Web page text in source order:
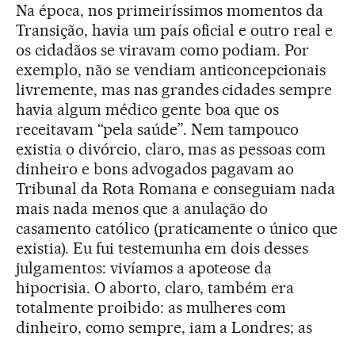
Na época, nos primeiríssimos momentos da
Transição, havia um país oficial e outro real e
os cidadãos se viravam como podiam. Por
exemplo, não se vendiam anticoncepcionais
livremente, mas nas grandes cidades sempre
havia algum médico gente boa que os
receitavam “pela saúde”. Nem tampouco
existia o divórcio, claro, mas as pessoas com
dinheiro e bons advogados pagavam ao
Tribunal da Rota Romana e conseguiam nada
mais nada menos que a anulação do
casamento católico (praticamente o único que
existia). Eu fui testemunha em dois desses
julgamentos: vivíamos a apoteose da
hipocrisia. O aborto, claro, também era
totalmente proibido: as mulheres com
dinheiro, como sempre, iam a Londres; as